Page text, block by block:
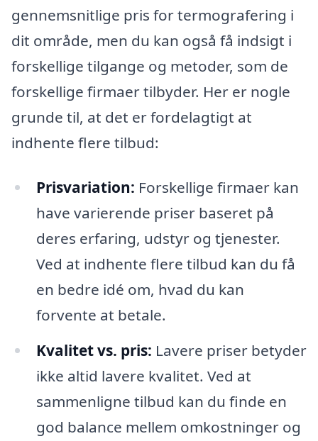
gennemsnitlige pris for termografering i
dit område, men du kan også få indsigt i
forskellige tilgange og metoder, som de
forskellige firmaer tilbyder. Her er nogle
grunde til, at det er fordelagtigt at
indhente flere tilbud:
Prisvariation: Forskellige firmaer kan
have varierende priser baseret på
deres erfaring, udstyr og tjenester.
Ved at indhente flere tilbud kan du få
en bedre idé om, hvad du kan
forvente at betale.
Kvalitet vs. pris: Lavere priser betyder
ikke altid lavere kvalitet. Ved at
sammenligne tilbud kan du finde en
god balance mellem omkostninger og